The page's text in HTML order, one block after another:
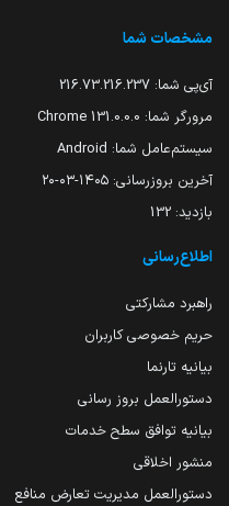
مشخصات شما
آی‌پی شما: 216.73.216.237
مرورگر شما: 131.0.0.0 Chrome
سیستم‌عامل شما: Android
آخرین بروزرسانی: ۱۴۰۵-۰۳-۲۰
بازدید: 132
اطلاع‌رسانی
راهبرد مشارکتی
حریم خصوصی کاربران
بیانیه تارنما
دستورالعمل بروز رسانی
بیانیه توافق سطح خدمات
منشور اخلاقی
دستورالعمل مدیریت تعارض منافع